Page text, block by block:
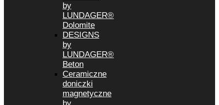
by
LUNDAGER®
Dolomite
DESIGNS
by
LUNDAGER®
Beton
Ceramiczne
doniczki
magnetyczne